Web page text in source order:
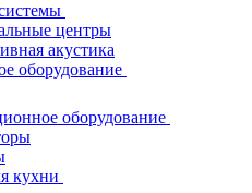
центры
акустика
оборудование
оборудование
кухни